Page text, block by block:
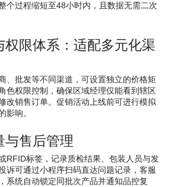
个过程缩短至48小时内，且数据无需二次
权限体系：适配多元化渠
、批发等不同渠道，可设置独立的价格矩
色权限控制，确保区域经理仅能看到辖区
改销售订单。促销活动上线前可进行模拟
影响。
与售后管理
RFID标签，记录质检结果、包装人员与发
诉可通过小程序扫码直达问题记录，客服
系统自动锁定同批次产品并通知品控复